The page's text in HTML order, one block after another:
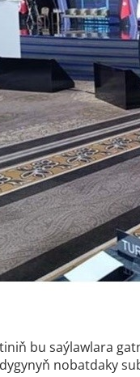
bu saýlawlara
nobatdaky